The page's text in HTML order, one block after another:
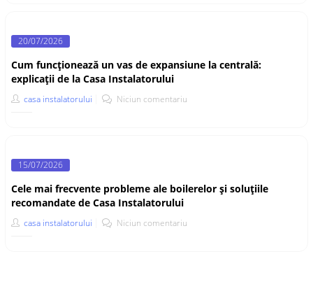
20/07/2026
Cum funcționează un vas de expansiune la centrală:
explicații de la Casa Instalatorului
casa instalatorului Niciun comentariu
15/07/2026
Cele mai frecvente probleme ale boilerelor și soluțiile
recomandate de Casa Instalatorului
casa instalatorului Niciun comentariu